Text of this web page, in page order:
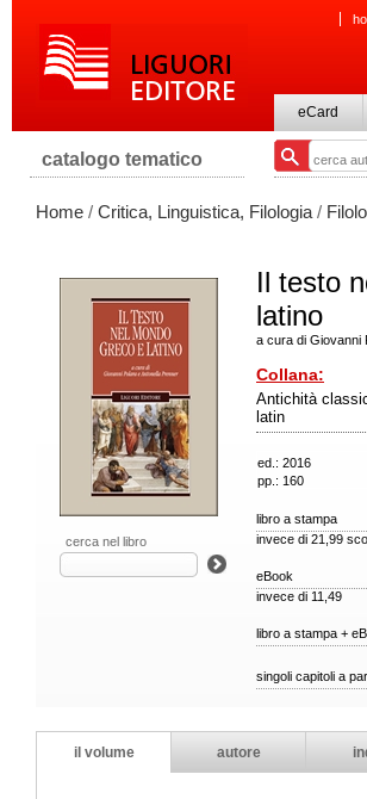
eCard
catalogo tematico
Home / Critica, Linguistica, Filologia /
cerca nel libro
Il testo
latino
a cura di Giovanni
Collana:
Antichità
latin
ed.: 2016
pp.: 160
libro a stampa
invece di 21,99
eBook
invece di 11,49
libro a stampa +
singoli capitoli a
il volume autore